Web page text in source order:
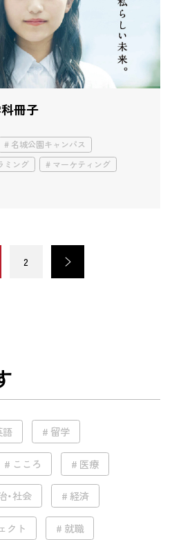
冊子
名城公園キャンパス
ミング
マーケティング
2 >
語 留学
こころ 医療
・社会 経済
クト 就職